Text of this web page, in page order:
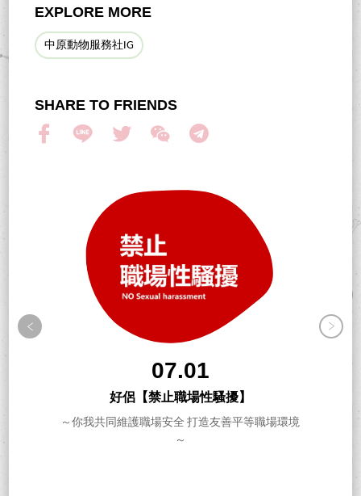
EXPLORE MORE
中原動物服務社IG
SHARE TO FRIENDS
07.01
好侶【禁止職場性騷擾】
～你我共同維護職場安全 打造友善平等職場環境
～